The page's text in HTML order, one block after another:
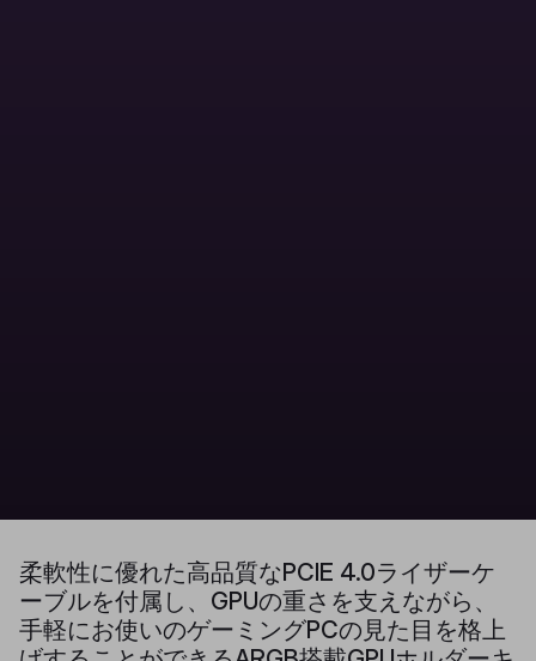
柔軟性に優れた高品質なPCIE 4.0ライザーケ
ーブルを付属し、GPUの重さを支えながら、
手軽にお使いのゲーミングPCの見た目を格上